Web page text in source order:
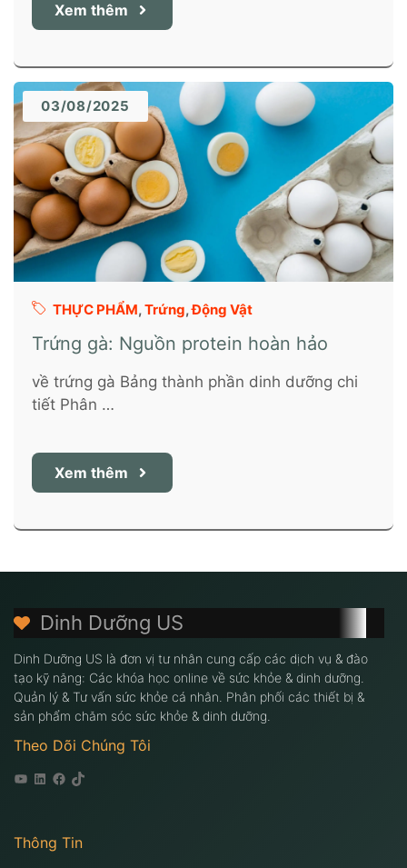
Xem thêm
03/08/2025
THỰC PHẨM,Trứng,Động Vật
Trứng gà: Nguồn protein hoàn hảo
về trứng gà Bảng thành phần dinh dưỡng chi
tiết Phân …
Xem thêm
Dinh Dưỡng US
Dinh Dưỡng US là đơn vị tư nhân cung cấp các dịch vụ & đào
tạo kỹ năng: Các khóa học online về sức khỏe & dinh dưỡng.
Quản lý & Tư vấn sức khỏe cá nhân. Phân phối các thiết bị &
sản phẩm chăm sóc sức khỏe & dinh dưỡng.
Theo Dõi Chúng Tôi
Youtube
Linkedin
Facebook
Tiktok
Thông Tin